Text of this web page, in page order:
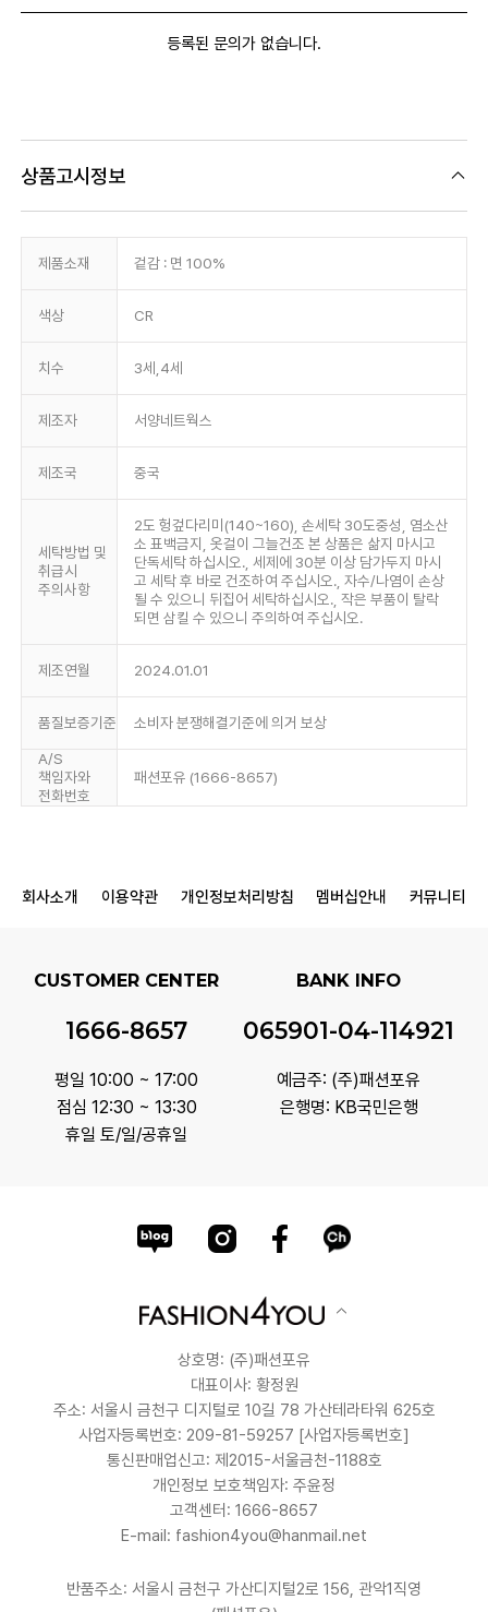
등록된 문의가 없습니다.
상품고시정보
제품소재 겉감 : 면 100%
색상 CR
치수 3세,4세
제조자 서양네트웍스
제조국 중국
세탁방법 및
취급시
주의사항
2도 헝겊다리미(140~160), 손세탁 30도중성, 염소산
소 표백금지, 옷걸이 그늘건조 본 상품은 삶지 마시고
단독세탁 하십시오., 세제에 30분 이상 담가두지 마시
고 세탁 후 바로 건조하여 주십시오., 자수/나염이 손상
될 수 있으니 뒤집어 세탁하십시오., 작은 부품이 탈락
되면 삼킬 수 있으니 주의하여 주십시오.
제조연월 2024.01.01
품질보증기준 소비자 분쟁해결기준에 의거 보상
A/S
책임자와
전화번호
패션포유 (1666-8657)
회사소개 이용약관 개인정보처리방침 멤버십안내 커뮤니티
CUSTOMER CENTER
1666-8657
평일 10:00 ~ 17:00
점심 12:30 ~ 13:30
휴일 토/일/공휴일
BANK INFO
065901-04-114921
예금주: (주)패션포유
은행명: KB국민은행
상호명: (주)패션포유
대표이사: 황정원
주소: 서울시 금천구 디지털로 10길 78 가산테라타워 625호
사업자등록번호: 209-81-59257 [사업자등록번호]
통신판매업신고: 제2015-서울금천-1188호
개인정보 보호책임자: 주윤정
고객센터: 1666-8657
E-mail: fashion4you@hanmail.net
반품주소: 서울시 금천구 가산디지털2로 156, 관악1직영